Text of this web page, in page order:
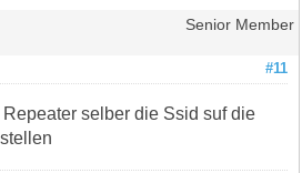
Senior Member
#11
selber die Ssid suf die